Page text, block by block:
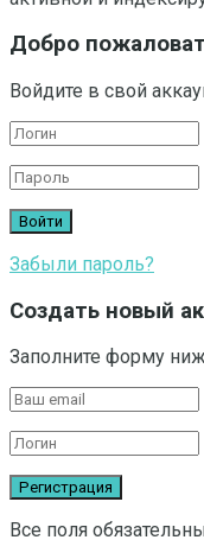
Добро
Войдите в свой
Забыли пароль?
Создать новый
Заполните форму
Все поля